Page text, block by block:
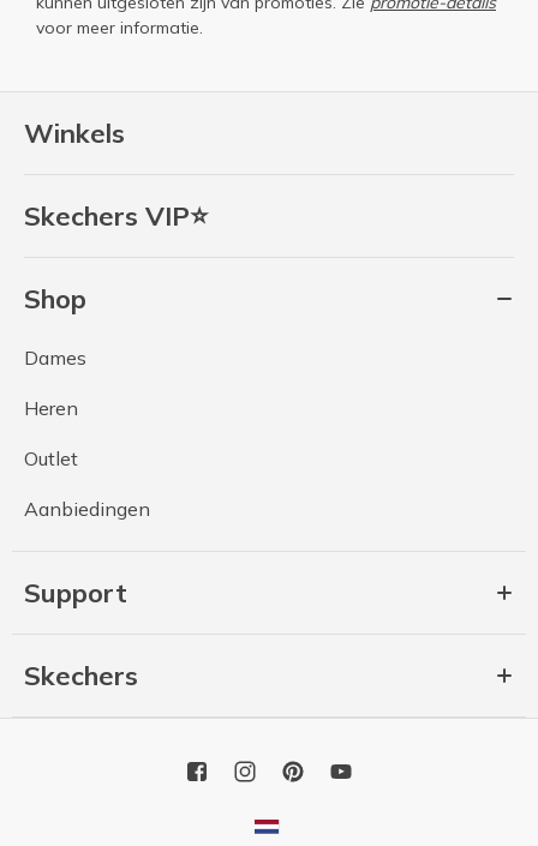
Winkels
Skechers VIP⭐
Shop
Dames
Heren
Outlet
Aanbiedingen
Support
Skechers
voor meer informatie.